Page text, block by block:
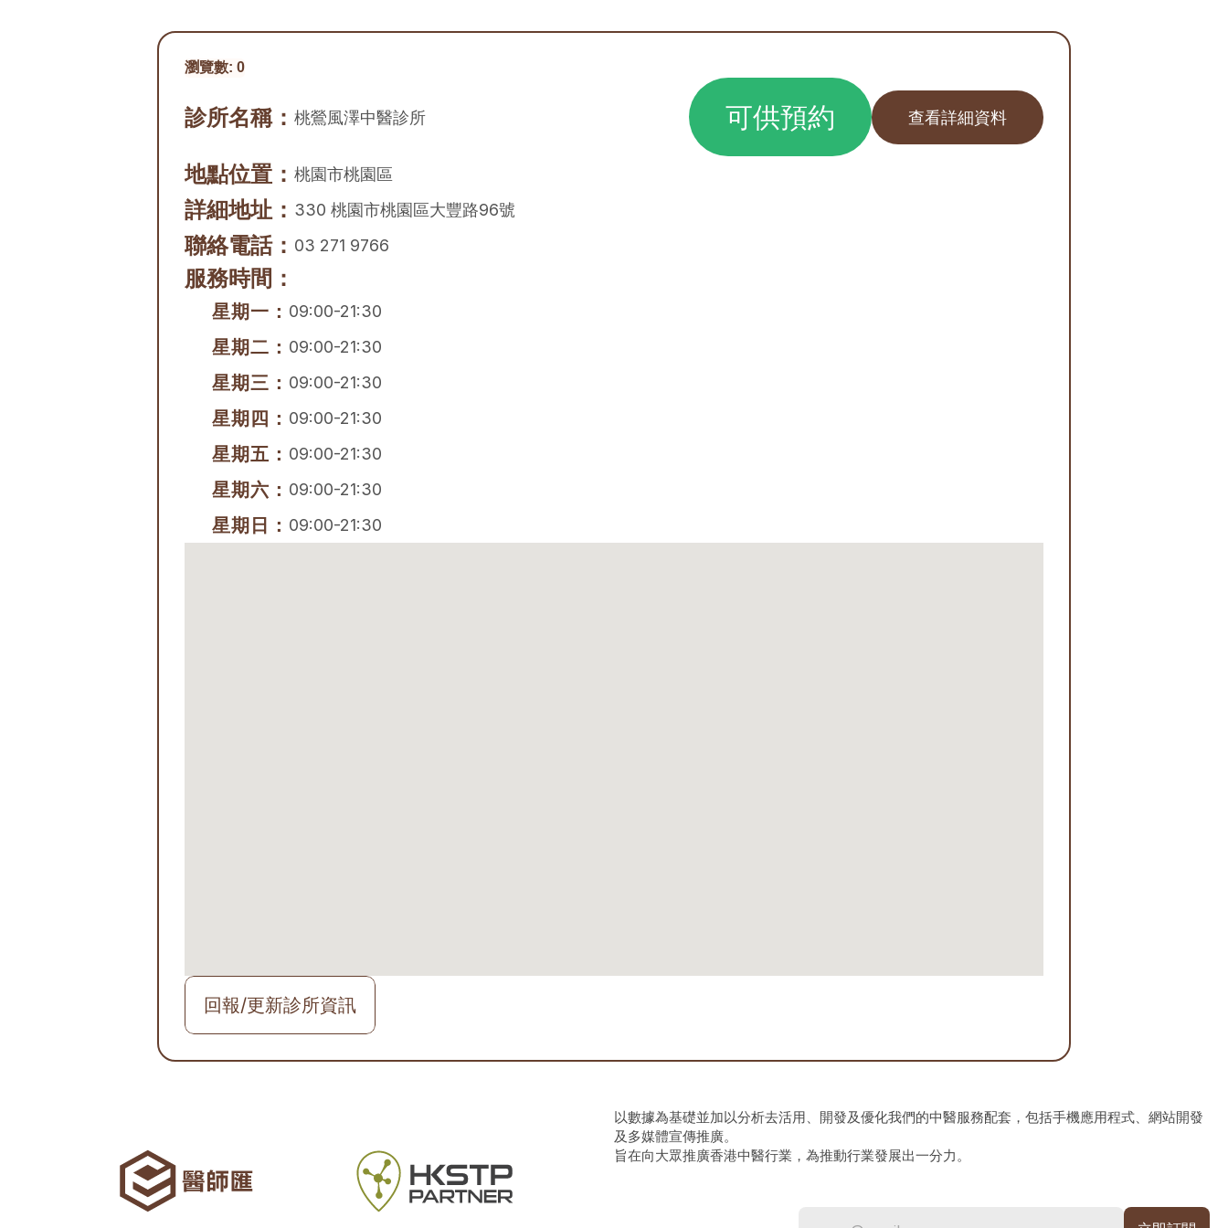
瀏覽數: 0
診所名稱： 桃鶯風澤中醫診所 可供預約 查看詳細資料
地點位置： 桃園市桃園區
詳細地址： 330 桃園市桃園區大豐路96號
聯絡電話： 03 271 9766
服務時間：
星期一： 09:00-21:30
星期二： 09:00-21:30
星期三： 09:00-21:30
星期四： 09:00-21:30
星期五： 09:00-21:30
星期六： 09:00-21:30
星期日： 09:00-21:30
回報/更新診所資訊
以數據為基礎並加以分析去活用、開發及優化我們的中醫服務配套，包括手機應用程式、網站開發
及多媒體宣傳推廣。
旨在向大眾推廣香港中醫行業，為推動行業發展出一分力。